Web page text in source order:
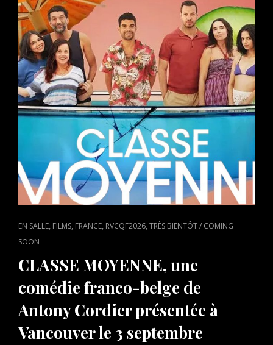
CAT
LINKS
EN SALLE, FILMS, FRANCE, RVCQF2026,TRÈS BIENTÔT / COMING
SOON
CLASSE MOYENNE, une
comédie franco-belge de
Antony Cordier présentée à
Vancouver le 3 septembre